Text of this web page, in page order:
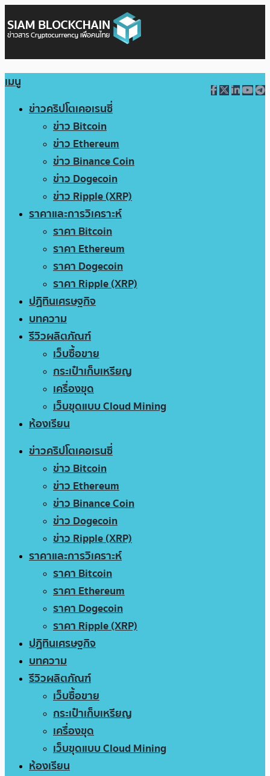
เมนู
ข่าวคริปโตเคอเรนซี่
ข่าว Bitcoin
ข่าว Ethereum
ข่าว Binance Coin
ข่าว Dogecoin
ข่าว Ripple (XRP)
ราคาและการวิเคราะห์
ราคา Bitcoin
ราคา Ethereum
ราคา Dogecoin
ราคา Ripple (XRP)
ปฏิทินเศรษฐกิจ
บทความ
รีวิวผลิตภัณฑ์
เว็บซื้อขาย
กระเป๋าเก็บเหรียญ
เครื่องขุด
เว็บขุดแบบ Cloud Mining
ห้องเรียน
ข่าวคริปโตเคอเรนซี่
ข่าว Bitcoin
ข่าว Ethereum
ข่าว Binance Coin
ข่าว Dogecoin
ข่าว Ripple (XRP)
ราคาและการวิเคราะห์
ราคา Bitcoin
ราคา Ethereum
ราคา Dogecoin
ราคา Ripple (XRP)
ปฏิทินเศรษฐกิจ
บทความ
รีวิวผลิตภัณฑ์
เว็บซื้อขาย
กระเป๋าเก็บเหรียญ
เครื่องขุด
เว็บขุดแบบ Cloud Mining
ห้องเรียน